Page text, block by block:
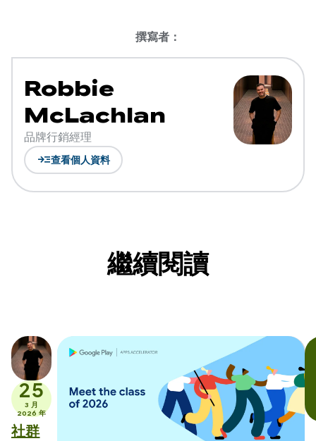
撰寫者：
Robbie
McLachlan
品牌行銷經理
read_more查看個人資料
繼續閱讀
25
3 月
2026 年
社群